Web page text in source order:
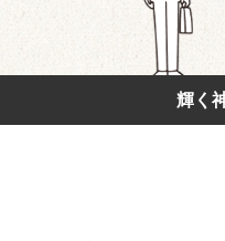
輝く